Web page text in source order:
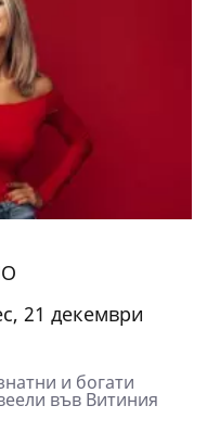
21 декември
и богати
във Витиния